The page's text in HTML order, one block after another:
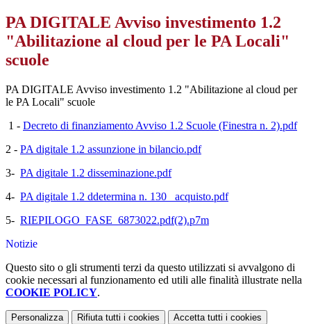
PA DIGITALE Avviso investimento 1.2
"Abilitazione al cloud per le PA Locali"
scuole
PA DIGITALE Avviso investimento 1.2 "Abilitazione al cloud per
le PA Locali" scuole
1 - Decreto di finanziamento Avviso 1.2 Scuole (Finestra n. 2).pdf
2 - PA digitale 1.2 assunzione in bilancio.pdf
3- PA digitale 1.2 disseminazione.pdf
4- PA digitale 1.2 ddetermina n. 130 _acquisto.pdf
5- RIEPILOGO_FASE_6873022.pdf(2).p7m
Notizie
Questo sito o gli strumenti terzi da questo utilizzati si avvalgono di
cookie necessari al funzionamento ed utili alle finalità illustrate nella
COOKIE POLICY.
Personalizza Rifiuta tutti i cookies Accetta tutti i cookies